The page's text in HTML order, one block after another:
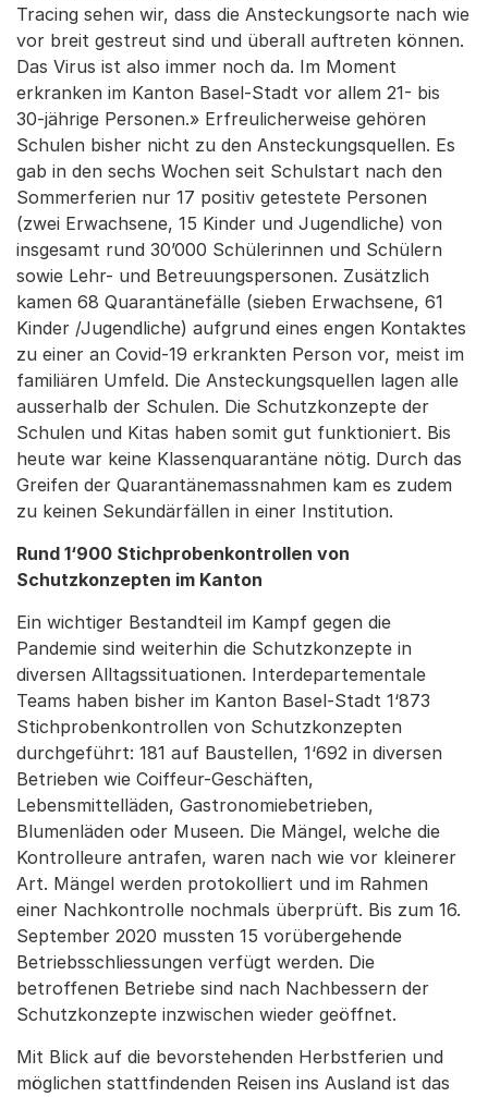
Tracing sehen wir, dass die Ansteckungsorte nach wie
vor breit gestreut sind und überall auftreten können.
Das Virus ist also immer noch da. Im Moment
erkranken im Kanton Basel-Stadt vor allem 21- bis
30-jährige Personen.» Erfreulicherweise gehören
Schulen bisher nicht zu den Ansteckungsquellen. Es
gab in den sechs Wochen seit Schulstart nach den
Sommerferien nur 17 positiv getestete Personen
(zwei Erwachsene, 15 Kinder und Jugendliche) von
insgesamt rund 30’000 Schülerinnen und Schülern
sowie Lehr- und Betreuungspersonen. Zusätzlich
kamen 68 Quarantänefälle (sieben Erwachsene, 61
Kinder /Jugendliche) aufgrund eines engen Kontaktes
zu einer an Covid-19 erkrankten Person vor, meist im
familiären Umfeld. Die Ansteckungsquellen lagen alle
ausserhalb der Schulen. Die Schutzkonzepte der
Schulen und Kitas haben somit gut funktioniert. Bis
heute war keine Klassenquarantäne nötig. Durch das
Greifen der Quarantänemassnahmen kam es zudem
zu keinen Sekundärfällen in einer Institution.
Rund 1‘900 Stichprobenkontrollen von
Schutzkonzepten im Kanton
Ein wichtiger Bestandteil im Kampf gegen die
Pandemie sind weiterhin die Schutzkonzepte in
diversen Alltagssituationen. Interdepartementale
Teams haben bisher im Kanton Basel-Stadt 1‘873
Stichprobenkontrollen von Schutzkonzepten
durchgeführt: 181 auf Baustellen, 1‘692 in diversen
Betrieben wie Coiffeur-Geschäften,
Lebensmittelläden, Gastronomiebetrieben,
Blumenläden oder Museen. Die Mängel, welche die
Kontrolleure antrafen, waren nach wie vor kleinerer
Art. Mängel werden protokolliert und im Rahmen
einer Nachkontrolle nochmals überprüft. Bis zum 16.
September 2020 mussten 15 vorübergehende
Betriebsschliessungen verfügt werden. Die
betroffenen Betriebe sind nach Nachbessern der
Schutzkonzepte inzwischen wieder geöffnet.
Mit Blick auf die bevorstehenden Herbstferien und
möglichen stattfindenden Reisen ins Ausland ist das